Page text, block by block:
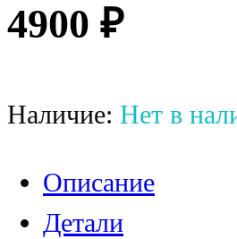
4900 ₽
Наличие: Нет в
Описание
Детали